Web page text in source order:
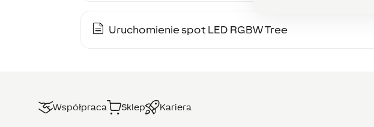
Uruchomienie spot LED RGBW Tree
Współpraca Sklep Kariera